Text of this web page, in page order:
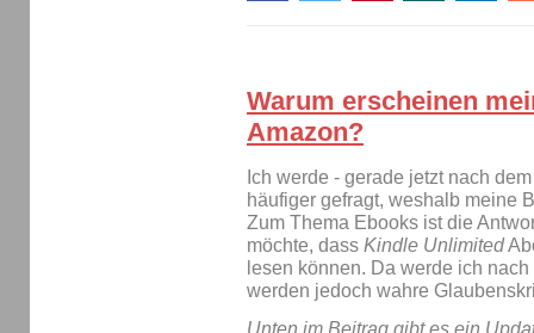
Warum erscheinen
Amazon?
Ich werde - gerade jetzt nach
häufiger gefragt, weshalb meine
Zum Thema Ebooks ist die
möchte, dass Kindle Unlimited
lesen können. Da werde ich
werden jedoch wahre
Unten im Beitrag gibt es ein